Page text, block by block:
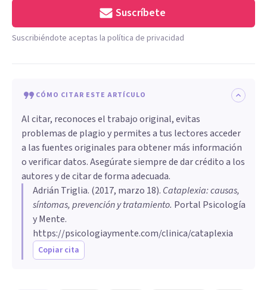
Suscríbete
Suscribiéndote aceptas la política de privacidad
CÓMO CITAR ESTE ARTÍCULO
Al citar, reconoces el trabajo original, evitas
problemas de plagio y permites a tus lectores acceder
a las fuentes originales para obtener más información
o verificar datos. Asegúrate siempre de dar crédito a los
autores y de citar de forma adecuada.
Adrián Triglia. (2017, marzo 18). Cataplexia: causas,
síntomas, prevención y tratamiento. Portal Psicología
y Mente.
https://psicologiaymente.com/clinica/cataplexia
Copiar cita